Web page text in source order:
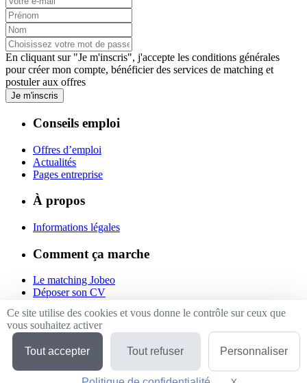
En cliquant sur "Je m'inscris", j'accepte les conditions générales
pour créer mon compte, bénéficier des services de matching et
postuler aux offres
Je m'inscris
Conseils emploi
Offres d’emploi
Actualités
Pages entreprise
À propos
Informations légales
Comment ça marche
Le matching Jobeo
Déposer son CV
Suivez-nous
Linkedin
Facebook
Ce site utilise des cookies et vous donne le contrôle sur ceux que
vous souhaitez activer
Tout accepter Tout refuser Personnaliser